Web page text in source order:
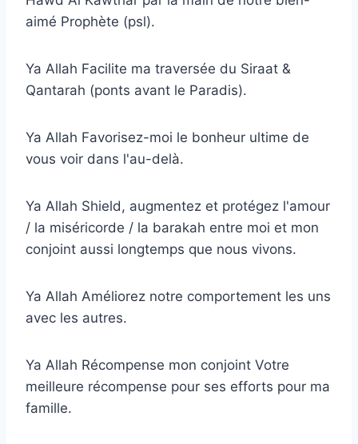
aimé Prophète (psl).
Ya Allah Facilite ma traversée du Siraat &
Qantarah (ponts avant le Paradis).
Ya Allah Favorisez-moi le bonheur ultime de
vous voir dans l'au-delà.
Ya Allah Shield, augmentez et protégez l'amour
/ la miséricorde / la barakah entre moi et mon
conjoint aussi longtemps que nous vivons.
Ya Allah Améliorez notre comportement les uns
avec les autres.
Ya Allah Récompense mon conjoint Votre
meilleure récompense pour ses efforts pour ma
famille.